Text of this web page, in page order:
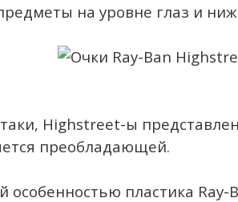
на уровне глаз и
Highstreet-ы
преобладающей.
пластика Ray-